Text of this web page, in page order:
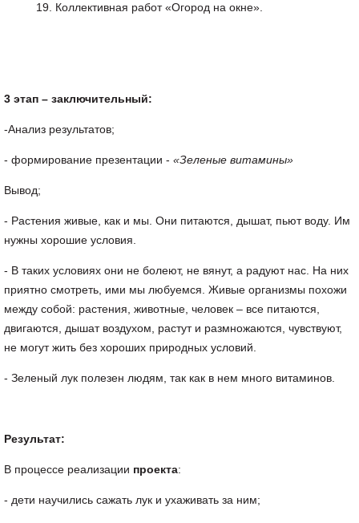
Коллективная работ «Огород на окне».
3 этап – заключительный:
-Анализ результатов;
- формирование презентации - «Зеленые витамины»
Вывод;
- Растения живые, как и мы. Они питаются, дышат, пьют воду. Им
нужны хорошие условия.
- В таких условиях они не болеют, не вянут, а радуют нас. На них
приятно смотреть, ими мы любуемся. Живые организмы похожи
между собой: растения, животные, человек – все питаются,
двигаются, дышат воздухом, растут и размножаются, чувствуют,
не могут жить без хороших природных условий.
- Зеленый лук полезен людям, так как в нем много витаминов.
Результат:
В процессе реализации проекта:
- дети научились сажать лук и ухаживать за ним;